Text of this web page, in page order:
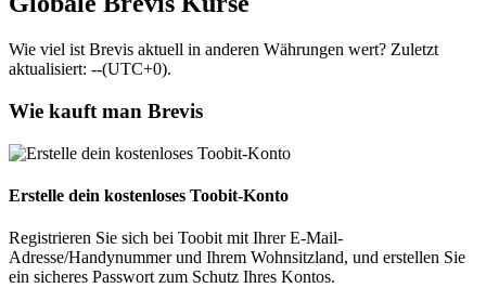
Wie viel ist Brevis aktuell in anderen Währungen wert? Zuletzt
aktualisiert: --(UTC+0).
Wie kauft man Brevis
Erstelle dein kostenloses Toobit-Konto
Registrieren Sie sich bei Toobit mit Ihrer E-Mail-
Adresse/Handynummer und Ihrem Wohnsitzland, und erstellen Sie
ein sicheres Passwort zum Schutz Ihres Kontos.